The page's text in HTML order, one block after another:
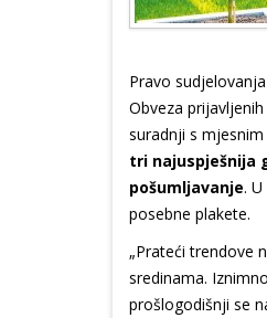
Pravo
Obveza
suradnji s
tri najuspješnija
pošumljavanje.
posebne plakete.
„Prateći trendove
sredinama.
prošlogodišnji se